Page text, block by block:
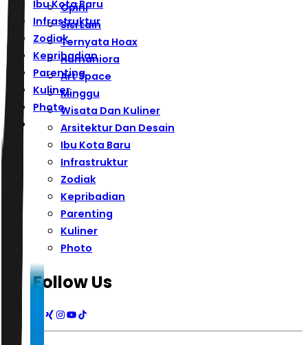
Ibu Kota Baru
Infrastruktur
Zodiak
Kepribadian
Parenting
Kuliner
Photo
Opini
Sisi Lain
Ternyata Hoax
Humaniora
Art Space
Minggu
Wisata Dan Kuliner
Arsitektur Dan Desain
Ibu Kota Baru
Infrastruktur
Zodiak
Kepribadian
Parenting
Kuliner
Photo
Follow Us